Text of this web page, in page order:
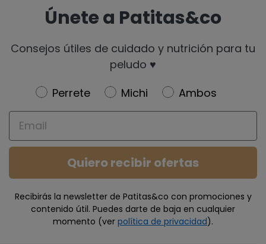
Únete a Patitas&co
Consejos útiles de cuidado y nutrición para tu
peludo ♥️
Newsletter
Perrete Michi
Ambos
Email
Quiero recibir ofertas
Recibirás la newsletter de Patitas&co con promociones y
contenido útil. Puedes darte de baja en cualquier
momento (ver política de privacidad).